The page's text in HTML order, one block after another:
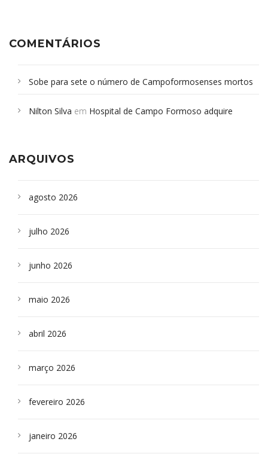
COMENTÁRIOS
Sobe para sete o número de Campoformosenses mortos
Campoformosenses que morreram em desabamentos são
Nilton Silva em Hospital de Campo Formoso adquire
ARQUIVOS
agosto 2026
julho 2026
junho 2026
maio 2026
abril 2026
março 2026
fevereiro 2026
janeiro 2026